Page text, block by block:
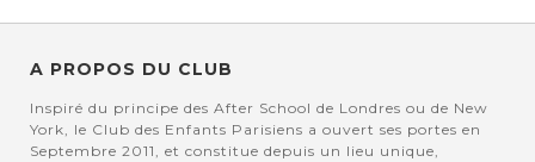
A PROPOS DU CLUB
Inspiré du principe des After School de Londres ou de New
York, le Club des Enfants Parisiens a ouvert ses portes en
Septembre 2011, et constitue depuis un lieu unique,